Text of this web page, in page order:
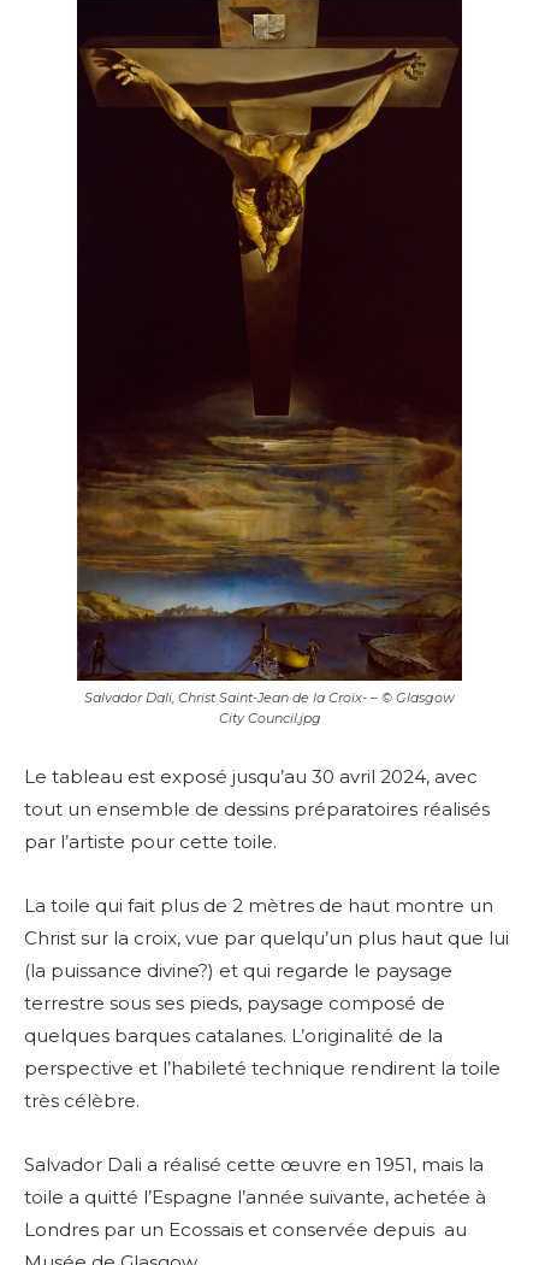
Salvador Dali, Christ Saint-Jean de la Croix- – © Glasgow
City Council.jpg
Le tableau est exposé jusqu’au 30 avril 2024, avec
tout un ensemble de dessins préparatoires réalisés
par l’artiste pour cette toile.
La toile qui fait plus de 2 mètres de haut montre un
Christ sur la croix, vue par quelqu’un plus haut que lui
(la puissance divine?) et qui regarde le paysage
terrestre sous ses pieds, paysage composé de
quelques barques catalanes. L’originalité de la
perspective et l’habileté technique rendirent la toile
très célèbre.
Salvador Dali a réalisé cette œuvre en 1951, mais la
toile a quitté l’Espagne l’année suivante, achetée à
Londres par un Ecossais et conservée depuis au